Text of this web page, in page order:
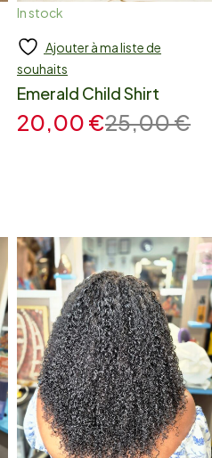
In stock
Add to cart
Ajouter à ma liste de
souhaits
Emerald Child Shirt
25,00€
20,00 €